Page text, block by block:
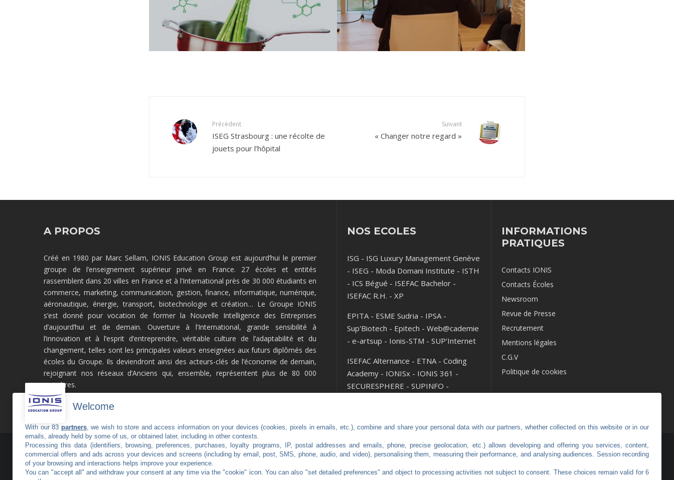
Précédent
ISEG Strasbourg : une récolte de
jouets pour l’hôpital
Suivant
« Changer notre regard »
A PROPOS
Créé en 1980 par Marc Sellam, IONIS Education Group est aujourd’hui le premier
groupe de l’enseignement supérieur privé en France. 27 écoles et entités
rassemblent dans 20 villes en France et à l’International près de 30 000 étudiants en
commerce, marketing, communication, gestion, finance, informatique, numérique,
aéronautique, énergie, transport, biotechnologie et création… Le Groupe IONIS
s’est donné pour vocation de former la Nouvelle Intelligence des Entreprises
d’aujourd’hui et de demain. Ouverture à l’International, grande sensibilité à
l’innovation et à l’esprit d’entreprendre, véritable culture de l’adaptabilité et du
changement, telles sont les principales valeurs enseignées aux futurs diplômés des
écoles du Groupe. Ils deviendront ainsi des acteurs-clés de l’économie de demain,
rejoignant nos réseaux d’Anciens qui, ensemble, représentent plus de 80 000
membres.
NOS ECOLES
ISG - ISG Luxury Management Genève
- ISEG - Moda Domani Institute - ISTH
- ICS Bégué - ISEFAC Bachelor -
ISEFAC R.H. - XP
EPITA- ESME Sudria - IPSA-
Sup'Biotech - Epitech - Web@cademie
- e-artsup - Ionis-STM - SUP'Internet
ISEFAC Alternance - ETNA- Coding
Academy - IONISx - IONIS 361 -
SECURESPHERE - SUPINFO -
INFORMATIONS
PRATIQUES
Contacts IONIS
Contacts Écoles
Newsroom
Revue de Presse
Recrutement
Mentions légales
C.G.V
Politique de cookies
Welcome
With our 83 partners, we wish to store and access information on your devices (cookies, pixels in emails, etc.), combine and share your personal data with our partners, whether collected on this website or in our
emails, already held by some of us, or obtained later, including in other contexts.
Processing this data (identifiers, browsing, preferences, purchases, loyalty programs, IP, postal addresses and emails, phone, precise geolocation, etc.) allows developing and offering you services, content,
commercial offers and ads across your devices and screens (including by email, post, SMS, phone, audio, and video), personalising them, measuring their performance, and analysing audiences. Session recording
of your browsing and interactions helps improve your experience.
You can "accept all" and withdraw your consent at any time via the "cookie" icon. You can also "set detailed preferences" and object to processing activities not subject to consent. These choices remain valid for 6